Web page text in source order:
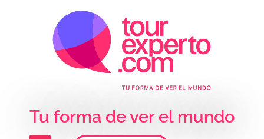
Tu forma de ver el mundo